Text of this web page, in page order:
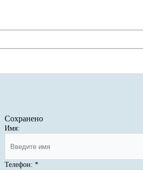
Сохранено
Имя:
Телефон: *